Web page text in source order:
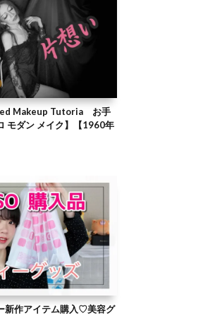
Makeup Tutoria お手
モダン メイク】【1960年
新作アイテム購入♡美容グ